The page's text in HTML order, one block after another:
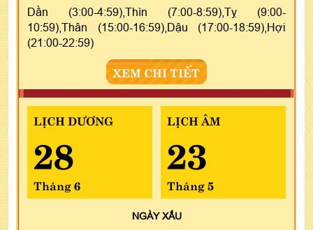
Dần (3:00-4:59),Thìn (7:00-8:59),Tỵ (9:00-
10:59),Thân (15:00-16:59),Dậu (17:00-18:59),Hợi
(21:00-22:59)
XEM CHI TIẾT
LỊCH DƯƠNG
28
Tháng 6
LỊCH ÂM
23
Tháng 5
NGÀYXẤU